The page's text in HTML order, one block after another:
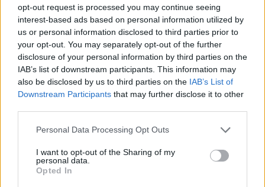
opt-out request is processed you may continue seeing
interest-based ads based on personal information utilized by
us or personal information disclosed to third parties prior to
your opt-out. You may separately opt-out of the further
disclosure of your personal information by third parties on the
IAB’s list of downstream participants. This information may
also be disclosed by us to third parties on the IAB’s List of
Downstream Participants that may further disclose it to other
Personal Data Processing Opt Outs
I want to opt-out of the Sharing of my
personal data.
Opted In
Ranking de Nirvana
Nirvanano está entre los 500 artistas más
apoyados y visitados de esta semana, su mejor
puesto ha sido el53ºen junio de 2012.
¿Apoyar a Nirvana?
315 8
Ranking de Nirvana